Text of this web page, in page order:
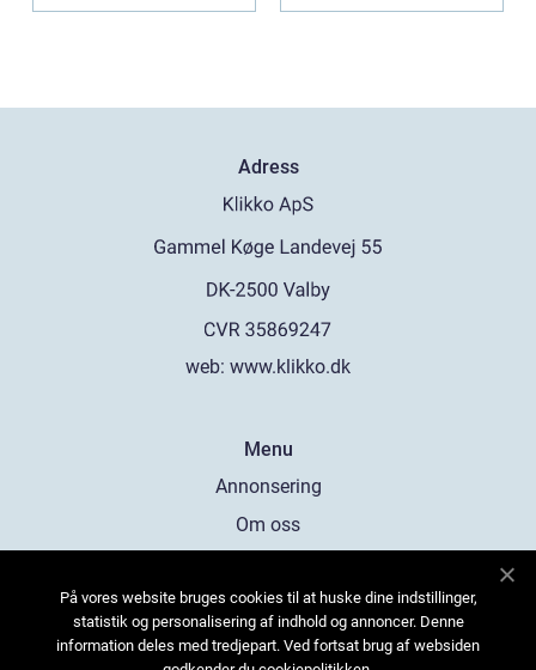
Adress
web: www.klikko.dk
Menu
Annonsering
Om oss
Kontakta oss
Sitemap
På vores website bruges cookies til at huske dine indstillinger,
statistik og personalisering af indhold og annoncer. Denne
information deles med tredjepart. Ved fortsat brug af websiden